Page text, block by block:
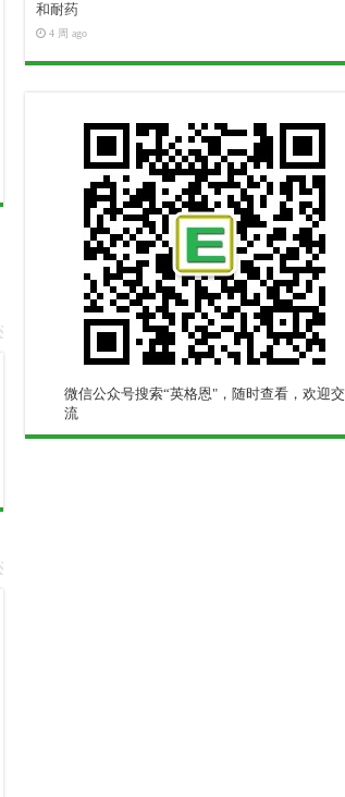
和耐药
4 周 ago
微信公众号搜索“英格恩"，随时查看，欢迎交
流